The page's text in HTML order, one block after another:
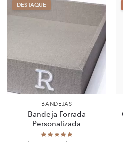
BANDEJAS
Bandeja Forrada
Personalizada